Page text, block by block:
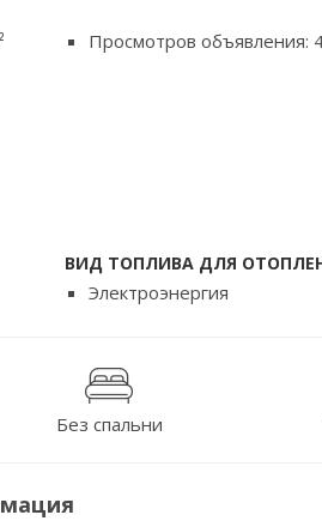
Просмотров объявления:
ВИД ТОПЛИВА ДЛЯ
Электроэнергия
Без спальни